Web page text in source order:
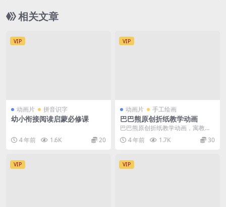
相关文章
VIP
动画片 拼音识字
幼小衔接阅读启蒙必修课
4 年前 1.6K 20
VIP
动画片 手工绘画
巴巴熊原创折纸教学动画
巴巴熊原创折纸教学动画，寓教于
乐，让孩子们跟着巴巴熊来玩折纸
吧。巴巴熊是千万家长...
4 年前 1.7K 30
VIP VIP